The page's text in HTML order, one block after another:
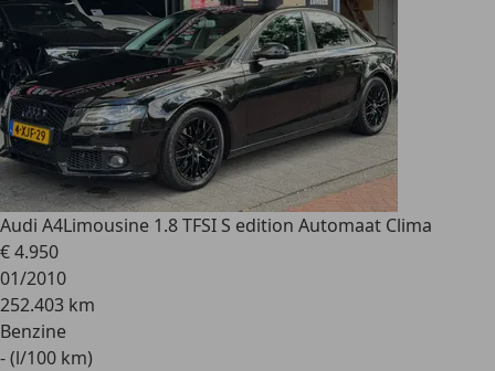
Audi A4Limousine 1.8 TFSI S edition Automaat Clima
€ 4.950
01/2010
252.403 km
Benzine
- (l/100 km)